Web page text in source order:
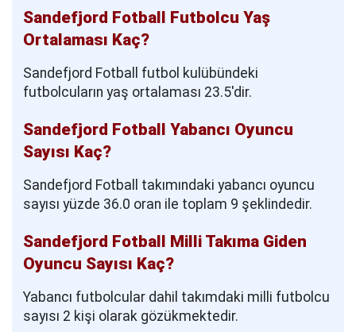
Sandefjord Fotball Futbolcu Yaş
Ortalaması Kaç?
Sandefjord Fotball futbol kulübündeki
futbolcuların yaş ortalaması 23.5'dir.
Sandefjord Fotball Yabancı Oyuncu
Sayısı Kaç?
Sandefjord Fotball takımındaki yabancı oyuncu
sayısı yüzde 36.0 oran ile toplam 9 şeklindedir.
Sandefjord Fotball Milli Takıma Giden
Oyuncu Sayısı Kaç?
Yabancı futbolcular dahil takımdaki milli futbolcu
sayısı 2 kişi olarak gözükmektedir.